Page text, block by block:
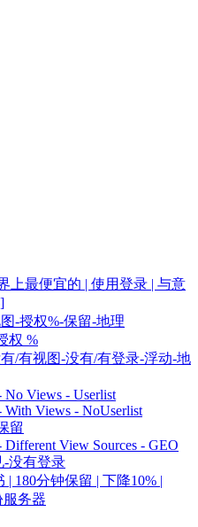
上最便宜的 | 使用登录 | 与意
-授权%-保留-地理
权 %
/有视图-没有/有登录-浮动-地
No Views - Userlist
With Views - NoUserlist
留
View Sources - GEO
-没有登录
180分钟保留 | 下降10% |
服务器